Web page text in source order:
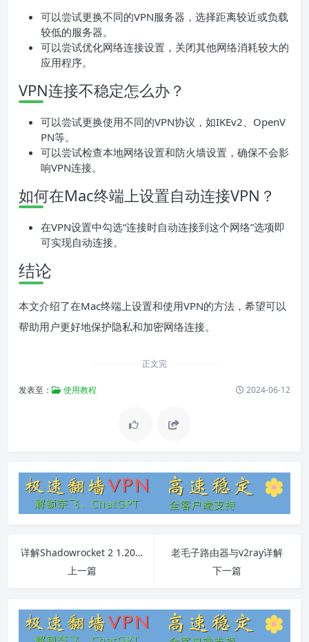
可以尝试更换不同的VPN服务器，选择距离较近或负载
较低的服务器。
可以尝试优化网络连接设置，关闭其他网络消耗较大的
应用程序。
VPN连接不稳定怎么办？
可以尝试更换使用不同的VPN协议，如IKEv2、OpenV
PN等。
可以尝试检查本地网络设置和防火墙设置，确保不会影
响VPN连接。
如何在Mac终端上设置自动连接VPN？
在VPN设置中勾选“连接时自动连接到这个网络”选项即
可实现自动连接。
结论
本文介绍了在Mac终端上设置和使用VPN的方法，希望可以
帮助用户更好地保护隐私和加密网络连接。
正文完
发表至： 使用教程 2024-06-12
详解Shadowrocket 2 1.20：功能、更新与使用教程
上一篇
老毛子路由器与v2ray详解
下一篇